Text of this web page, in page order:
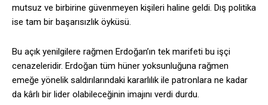
mutsuz ve birbirine güvenmeyen kişileri haline geldi. Dış politika
ise tam bir başarısızlık öyküsü.
Bu açık yenilgilere rağmen Erdoğan’ın tek marifeti bu işçi
cenazeleridir. Erdoğan tüm hüner yoksunluğuna rağmen
emeğe yönelik saldırılarındaki kararlılık ile patronlara ne kadar
da kârlı bir lider olabileceğinin imajını verdi durdu.